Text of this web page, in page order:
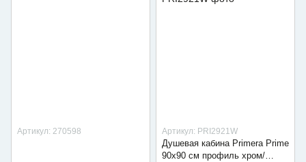
Артикул: 270598 Артикул: PRI2921W
Душевая кабина Primera Prime
90х90 см профиль хром/